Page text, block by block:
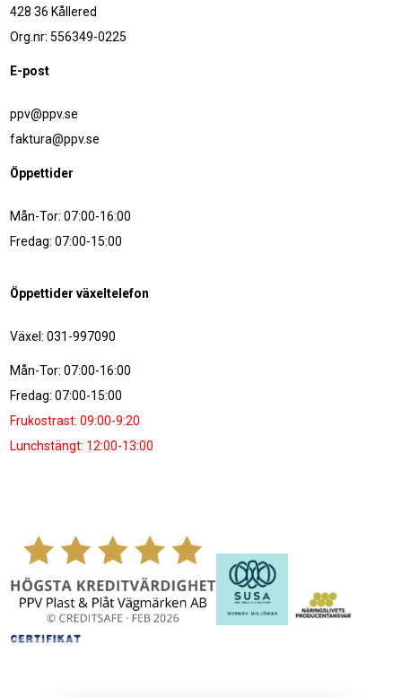
428 36 Kållered
Org.nr: 556349-0225
E-post
ppv@ppv.se
faktura@ppv.se
Öppettider
Mån-Tor: 07:00-16:00
Fredag: 07:00-15:00
Öppettider växeltelefon
Växel: 031-997090
Mån-Tor: 07:00-16:00
Fredag: 07:00-15:00
Frukostrast: 09:00-9:20
Lunchstängt: 12:00-13:00